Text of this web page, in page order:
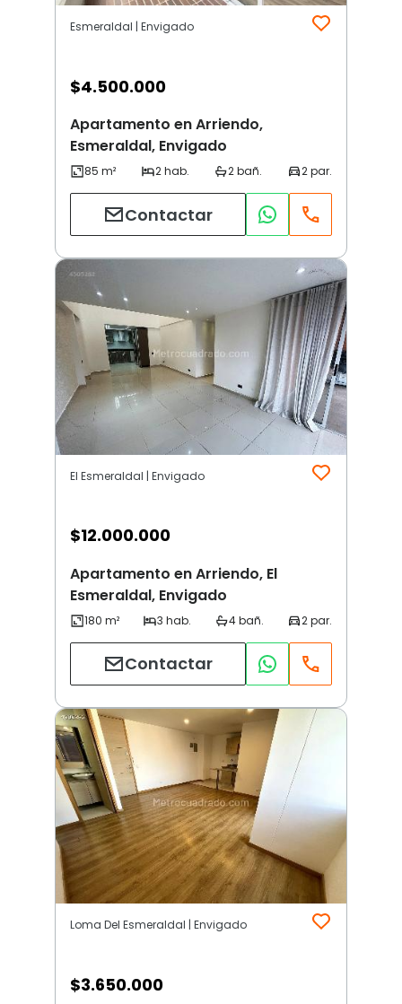
Esmeraldal | Envigado
$4.500.000
Apartamento en Arriendo,
Esmeraldal, Envigado
Contactar
El Esmeraldal | Envigado
$12.000.000
Apartamento en Arriendo, El
Esmeraldal, Envigado
Contactar
Loma Del Esmeraldal | Envigado
$3.650.000